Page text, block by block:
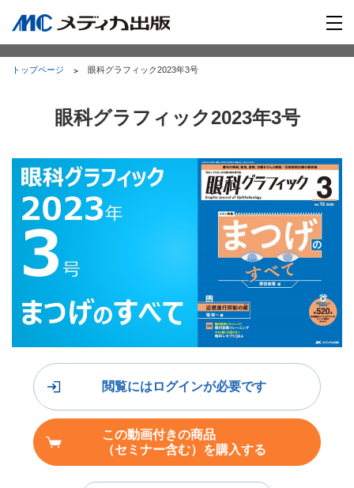
トップページ 眼科グラフィック2023年3号
眼科グラフィック2023年3号
閲覧にはログインが必要です
この動画付きの商品
（セミナー含む）を購入する